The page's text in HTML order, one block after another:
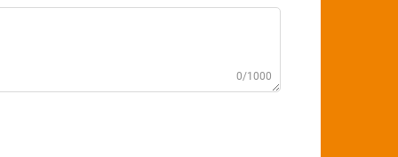
0/1000